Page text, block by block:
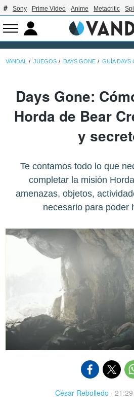
Sony Prime Video Anime Metacritic
VANDAL JUEGOS DAYS GONE GUÍA DAYS
Days Gone:
Horda de Bear
y
Te contamos todo lo que
completar la misión
amenazas, objetos,
necesario para poder
César Rebolledo ·